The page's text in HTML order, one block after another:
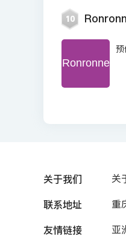
10
Ronronne
预
关于我们 关
联系地址 重
友情链接 亚